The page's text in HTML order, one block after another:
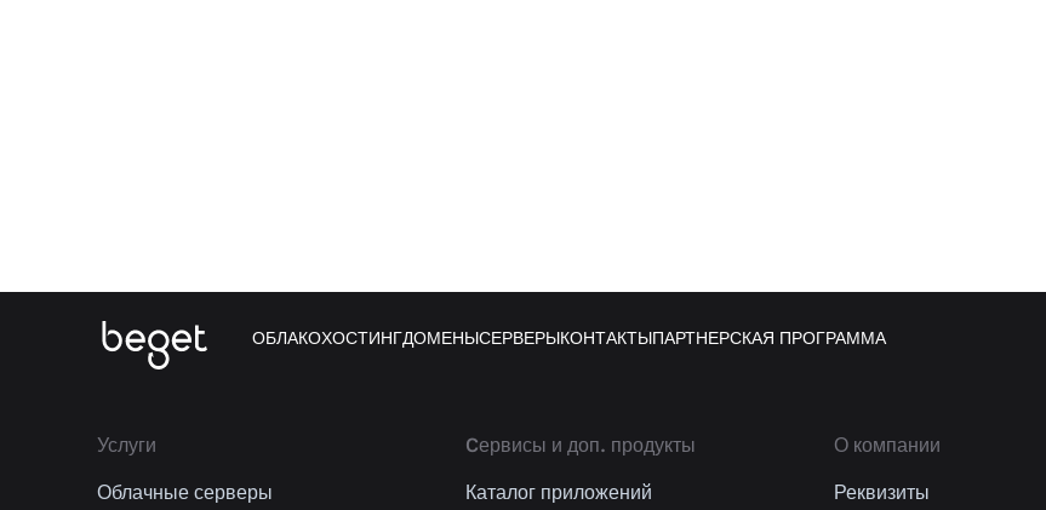
ОБЛАКОХОСТИНГДОМЕНЫСЕРВЕРЫКОНТАКТЫПАРТНЕРСКАЯ ПРОГРАММА
Услуги
Облачные серверы
Cервисы и доп. продукты
Каталог приложений
О компании
Реквизиты